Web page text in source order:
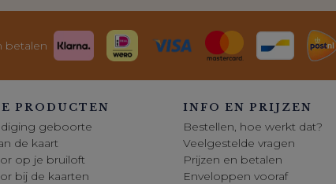
betalen
PRODUCTEN
geboorte
de kaart
op je bruiloft
bij de kaarten
INFO EN PRIJZEN
Bestellen, hoe werkt dat?
Veelgestelde vragen
Prijzen en betalen
Enveloppen vooraf